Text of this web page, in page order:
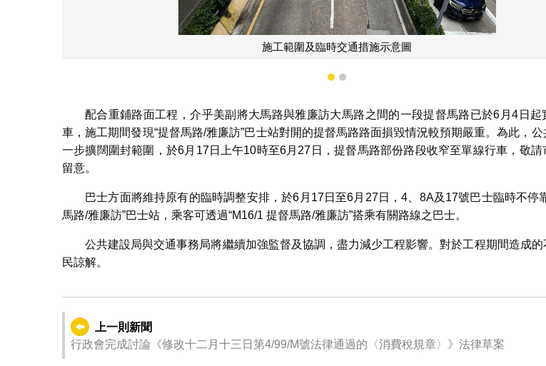
需要進行維修的路面
1 2
配合重鋪路面工程，介乎美副將大馬路與雅廉訪大馬路之間的一段提督馬路已於6月4日起
車，施工期間發現“提督馬路/雅廉訪”巴士站對開的提督馬路路面損毀情況較預期嚴重。為此，
一步擴闊圍封範圍，於6月17日上午10時至6月27日，提督馬路部份路段收窄至單線行車，敬請
留意。
巴士方面將維持原有的臨時調整安排，於6月17日至6月27日，4、8A及17號巴士臨時不停
馬路/雅廉訪”巴士站，乘客可透過“M16/1 提督馬路/雅廉訪”搭乘有關路線之巴士。
公共建設局與交通事務局將繼續加強監督及協調，盡力減少工程影響。對於工程期間造成
民諒解。
上一則新聞
行政會完成討論《修改十二月十三日第4/99/M號法律通過的〈消費稅規章〉》法律草案